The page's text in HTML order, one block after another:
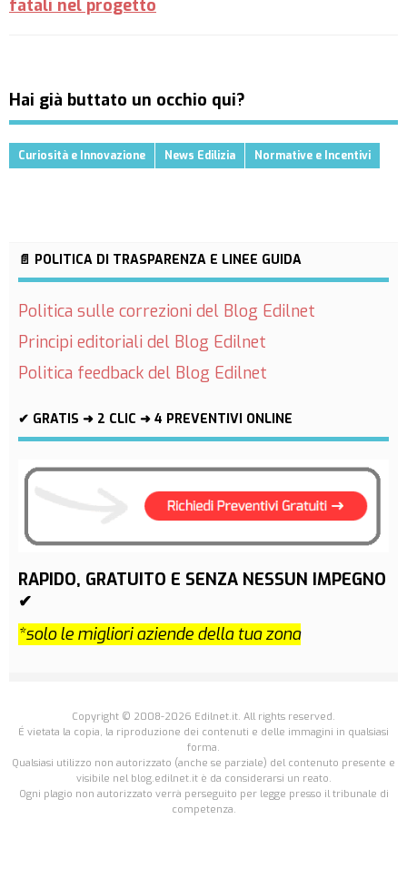
fatali nel progetto
Hai già buttato un occhio qui?
Curiosità e Innovazione News Edilizia Normative e Incentivi
📄 POLITICA DI TRASPARENZA E LINEE GUIDA
Politica sulle correzioni del Blog Edilnet
Principi editoriali del Blog Edilnet
Politica feedback del Blog Edilnet
✔ GRATIS ➜ 2 CLIC ➜ 4 PREVENTIVI ONLINE
RAPIDO, GRATUITO E SENZA NESSUN IMPEGNO
✔
*solo le migliori aziende della tua zona
Copyright © 2008-2026 Edilnet.it. All rights reserved.
É vietata la copia, la riproduzione dei contenuti e delle immagini in qualsiasi
forma.
Qualsiasi utilizzo non autorizzato (anche se parziale) del contenuto presente e
visibile nel blog.edilnet.it è da considerarsi un reato.
Ogni plagio non autorizzato verrà perseguito per legge presso il tribunale di
competenza.